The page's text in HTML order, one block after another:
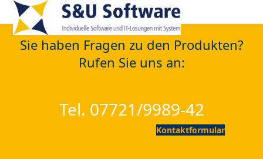
Skip
content
Open
mobile
menu
Close
mobile
menu
Sie haben Fragen zu den Produkten?
Rufen Sie uns an:
Tel. 07721/9989-42
Kontaktformular